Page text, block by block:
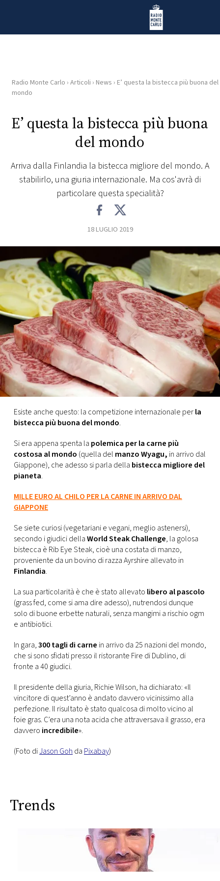
Radio Monte Carlo
HOME
RADIO
PLAYLIST
CONCORSI
EVENTI
VIDEO
TV
PRINCIPATO
DI
CONSIGLIA
Radio Monte Carlo › Articoli › News › E’ questa la bistecca più buona del
mondo
E’ questa la bistecca più buona
del mondo
Arriva dalla Finlandia la bistecca migliore del mondo. A
stabilirlo, una giuria internazionale. Ma cos'avrà di
particolare questa specialità?
18 LUGLIO 2019
Esiste anche questo: la competizione internazionale perla
bistecca più buona del mondo.
Si era appena spenta la polemica per la carne più
costosa al mondo (quella del manzo Wyagu, in arrivo dal
Giappone), che adesso si parla della bistecca migliore del
pianeta.
MILLE EURO AL CHILO PER LA CARNE IN ARRIVO DAL
GIAPPONE
Se siete curiosi (vegetariani e vegani, meglio astenersi),
secondo i giudici dellaWorld Steak Challenge, la golosa
bistecca è Rib Eye Steak, cioè una costata di manzo,
proveniente da un bovino di razza Ayrshire allevato in
Finlandia.
La sua particolarità è che è stato allevato libero al pascolo
(grass fed, come si ama dire adesso), nutrendosi dunque
solo di buone erbette naturali, senza mangimi a rischio ogm
e antibiotici.
In gara,300 tagli di carne in arrivo da 25 nazioni del mondo,
che si sono sfidati presso il ristorante Fire di Dublino, di
fronte a 40 giudici.
Il presidente della giuria, Richie Wilson, ha dichiarato: «Il
vincitore di quest’anno è andato davvero vicinissimo alla
perfezione. Il risultato è stato qualcosa di molto vicino al
foie gras. C’era una nota acida che attraversava il grasso, era
davvero incredibile».
(Foto diJason Goh da Pixabay)
Trends